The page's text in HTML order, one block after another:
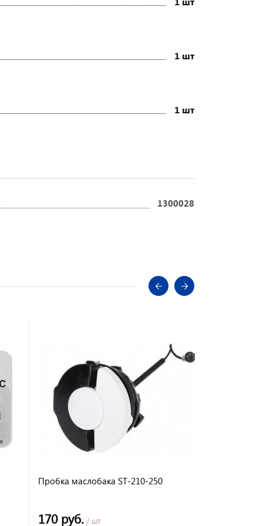
1 шт
1 шт
1300028
Пробка маслобака ST-210-250
170 руб. / шт